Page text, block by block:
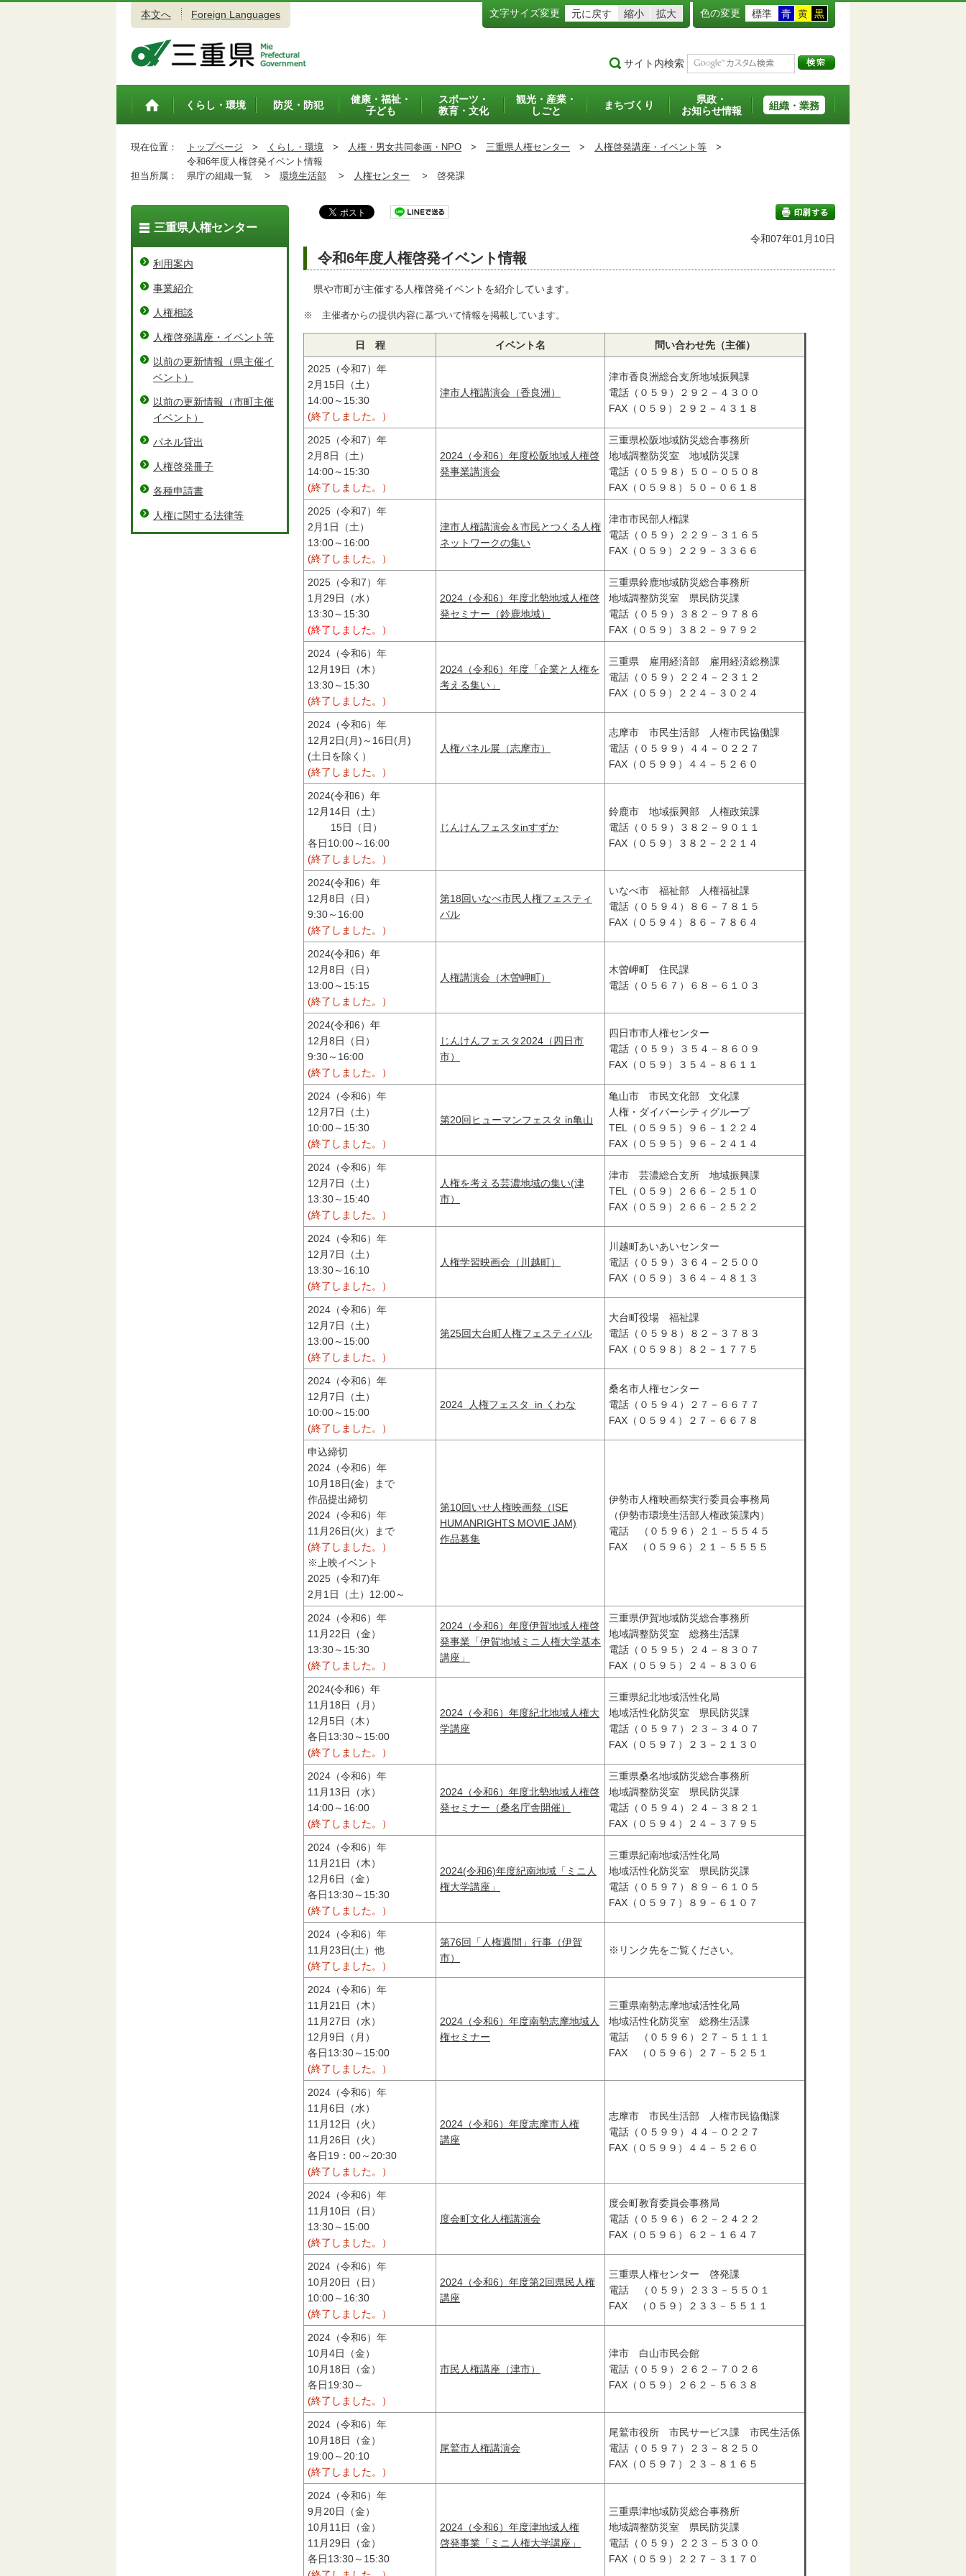
本文へ Foreign Languages 文字サイズ変更 元に戻す 縮小 拡大 色の変更 標準 青 黄 黒
サイト内検索
トップペ
くらし・環境 防災・防犯
健康・福祉・
子ども
スポーツ・
教育・文化
観光・産業・
しごと
まちづくり
県政・
お知らせ情報
組織・業務
現在位置： トップページ > くらし・環境 > 人権・男女共同参画・NPO > 三重県人権センター > 人権啓発講座・イベント等 >
令和6年度人権啓発イベント情報
担当所属：
県庁の組織一覧 > 環境生活部 > 人権センター > 啓発課
印刷する
令和07年01月10日
令和6年度人権啓発イベント情報
県や市町が主催する人権啓発イベントを紹介しています。
※ 主催者からの提供内容に基づいて情報を掲載しています。
日 程 イベント名 問い合わせ先（主催）
2025（令和7）年
2月15日（土）
14:00～15:30
(終了しました。）
津市人権講演会（香良洲）
津市香良洲総合支所地域振興課
電話（０５９）２９２－４３００
FAX（０５９）２９２－４３１８
2025（令和7）年
2月8日（土）
14:00～15:30
(終了しました。）
2024（令和6）年度松阪地域人権啓
発事業講演会
三重県松阪地域防災総合事務所
地域調整防災室 地域防災課
電話（０５９８）５０－０５０８
FAX（０５９８）５０－０６１８
2025（令和7）年
2月1日（土）
13:00～16:00
(終了しました。）
津市人権講演会＆市民とつくる人権
ネットワークの集い
津市市民部人権課
電話（０５９）２２９－３１６５
FAX（０５９）２２９－３３６６
2025（令和7）年
1月29日（水）
13:30～15:30
(終了しました。）
2024（令和6）年度北勢地域人権啓
発セミナー（鈴鹿地域）
三重県鈴鹿地域防災総合事務所
地域調整防災室 県民防災課
電話（０５９）３８２－９７８６
FAX（０５９）３８２－９７９２
2024（令和6）年
12月19日（木）
13:30～15:30
(終了しました。）
2024（令和6）年度「企業と人権を
考える集い」
三重県 雇用経済部 雇用経済総務課
電話（０５９）２２４－２３１２
FAX（０５９）２２４－３０２４
2024（令和6）年
12月2日(月)～16日(月)
(土日を除く）
(終了しました。）
人権パネル展（志摩市）
志摩市 市民生活部 人権市民協働課
電話（０５９９）４４－０２２７
FAX（０５９９）４４－５２６０
2024(令和6）年
12月14日（土）
15日（日）
各日10:00～16:00
(終了しました。）
じんけんフェスタinすずか
鈴鹿市 地域振興部 人権政策課
電話（０５９）３８２－９０１１
FAX（０５９）３８２－２２１４
2024(令和6）年
12月8日（日）
9:30～16:00
(終了しました。）
第18回いなべ市民人権フェスティ
バル
いなべ市 福祉部 人権福祉課
電話（０５９４）８６－７８１５
FAX（０５９４）８６－７８６４
2024(令和6）年
12月8日（日）
13:00～15:15
(終了しました。）
人権講演会（木曽岬町）
木曽岬町 住民課
電話（０５６７）６８－６１０３
2024(令和6）年
12月8日（日）
9:30～16:00
(終了しました。）
じんけんフェスタ2024（四日市
市）
四日市市人権センター
電話（０５９）３５４－８６０９
FAX（０５９）３５４－８６１１
2024（令和6）年
12月7日（土）
10:00～15:30
(終了しました。）
第20回ヒューマンフェスタ in亀山
亀山市 市民文化部 文化課
人権・ダイバーシティグループ
TEL（０５９５）９６－１２２４
FAX（０５９５）９６－２４１４
2024（令和6）年
12月7日（土）
13:30～15:40
(終了しました。）
人権を考える芸濃地域の集い(津
市）
津市 芸濃総合支所 地域振興課
TEL（０５９）２６６－２５１０
FAX（０５９）２６６－２５２２
2024（令和6）年
12月7日（土）
13:30～16:10
(終了しました。）
人権学習映画会（川越町）
川越町あいあいセンター
電話（０５９）３６４－２５００
FAX（０５９）３６４－４８１３
2024（令和6）年
12月7日（土）
13:00～15:00
(終了しました。）
第25回大台町人権フェスティバル
大台町役場 福祉課
電話（０５９８）８２－３７８３
FAX（０５９８）８２－１７７５
2024（令和6）年
12月7日（土）
10:00～15:00
(終了しました。）
2024 人権フェスタ in くわな
桑名市人権センター
電話（０５９４）２７－６６７７
FAX（０５９４）２７－６６７８
申込締切
2024（令和6）年
10月18日(金）まで
作品提出締切
2024（令和6）年
11月26日(火）まで
(終了しました。）
※上映イベント
2025（令和7)年
2月1日（土）12:00～
第10回いせ人権映画祭（ISE
HUMANRIGHTS MOVIE JAM)
作品募集
伊勢市人権映画祭実行委員会事務局
（伊勢市環境生活部人権政策課内）
電話 （０５９６）２１－５５４５
FAX （０５９６）２１－５５５５
2024（令和6）年
11月22日（金）
13:30～15:30
(終了しました。）
2024（令和6）年度伊賀地域人権啓
発事業「伊賀地域ミニ人権大学基本
講座」
三重県伊賀地域防災総合事務所
地域調整防災室 総務生活課
電話（０５９５）２４－８３０７
FAX（０５９５）２４－８３０６
2024(令和6）年
11月18日（月）
12月5日（木）
各日13:30～15:00
(終了しました。）
2024（令和6）年度紀北地域人権大
学講座
三重県紀北地域活性化局
地域活性化防災室 県民防災課
電話（０５９７）２３－３４０７
FAX（０５９７）２３－２１３０
2024（令和6）年
11月13日（水）
14:00～16:00
(終了しました。）
2024（令和6）年度北勢地域人権啓
発セミナー（桑名庁舎開催）
三重県桑名地域防災総合事務所
地域調整防災室 県民防災課
電話（０５９４）２４－３８２１
FAX（０５９４）２４－３７９５
2024（令和6）年
11月21日（木）
12月6日（金）
各日13:30～15:30
(終了しました。）
2024(令和6)年度紀南地域「ミニ人
権大学講座」
三重県紀南地域活性化局
地域活性化防災室 県民防災課
電話（０５９７）８９－６１０５
FAX（０５９７）８９－６１０７
2024（令和6）年
11月23日(土）他
(終了しました。）
第76回「人権週間」行事（伊賀
市）
※リンク先をご覧ください。
2024（令和6）年
11月21日（木）
11月27日（水）
12月9日（月）
各日13:30～15:00
(終了しました。）
2024（令和6）年度南勢志摩地域人
権セミナー
三重県南勢志摩地域活性化局
地域活性化防災室 総務生活課
電話 （０５９６）２７－５１１１
FAX （０５９６）２７－５２５１
2024（令和6）年
11月6日（水）
11月12日（火）
11月26日（火）
各日19：00～20:30
(終了しました。）
2024（令和6）年度志摩市人権
講座
志摩市 市民生活部 人権市民協働課
電話（０５９９）４４－０２２７
FAX（０５９９）４４－５２６０
2024（令和6）年
11月10日（日）
13:30～15:00
(終了しました。）
度会町文化人権講演会
度会町教育委員会事務局
電話（０５９６）６２－２４２２
FAX（０５９６）６２－１６４７
2024（令和6）年
10月20日（日）
10:00～16:30
(終了しました。）
2024（令和6）年度第2回県民人権
講座
三重県人権センター 啓発課
電話 （０５９）２３３－５５０１
FAX （０５９）２３３－５５１１
2024（令和6）年
10月4日（金）
10月18日（金）
各日19:30～
(終了しました。）
市民人権講座（津市）
津市 白山市民会館
電話（０５９）２６２－７０２６
FAX（０５９）２６２－５６３８
2024（令和6）年
10月18日（金）
19:00～20:10
(終了しました。）
尾鷲市人権講演会
尾鷲市役所 市民サービス課 市民生活係
電話（０５９７）２３－８２５０
FAX（０５９７）２３－８１６５
2024（令和6）年
9月20日（金）
10月11日（金）
11月29日（金）
各日13:30～15:30
2024（令和6）年度津地域人権
啓発事業「ミニ人権大学講座」
三重県津地域防災総合事務所
地域調整防災室 県民防災課
電話（０５９）２２３－５３００
FAX（０５９）２２７－３１７０
三重県人権センター
利用案内
事業紹介
人権相談
人権啓発講座・イベント等
以前の更新情報（県主催イ
ベント）
以前の更新情報（市町主催
イベント）
パネル貸出
人権啓発冊子
各種申請書
人権に関する法律等